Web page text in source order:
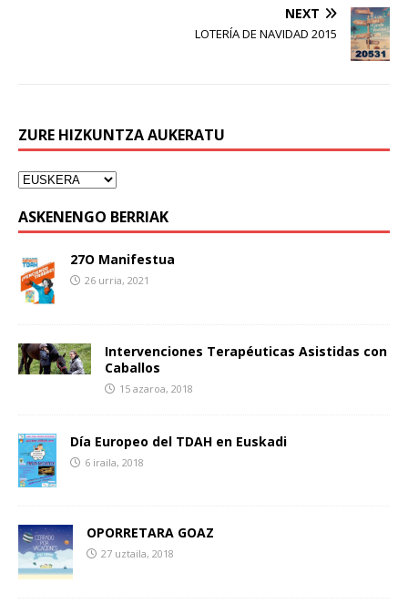
NEXT
LOTERÍA DE NAVIDAD 2015
ZURE HIZKUNTZA AUKERATU
ASKENENGO BERRIAK
27O Manifestua
26 urria, 2021
Intervenciones Terapéuticas Asistidas con
Caballos
15 azaroa, 2018
Día Europeo del TDAH en Euskadi
6 iraila, 2018
OPORRETARA GOAZ
27 uztaila, 2018